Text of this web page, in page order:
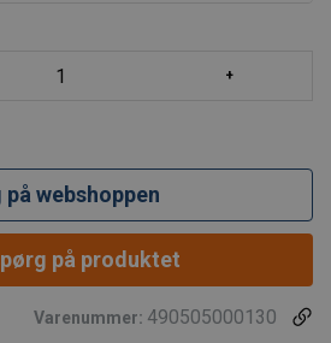
på webshoppen
på produktet
Varenummer: 490505000130